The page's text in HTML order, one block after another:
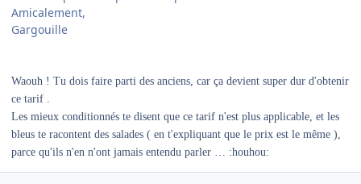
Amicalement,
Gargouille
Waouh ! Tu dois faire parti des anciens, car ça devient super dur d'obtenir
ce tarif .
Les mieux conditionnés te disent que ce tarif n'est plus applicable, et les
bleus te racontent des salades ( en t'expliquant que le prix est le même ),
parce qu'ils n'en n'ont jamais entendu parler … :houhou: